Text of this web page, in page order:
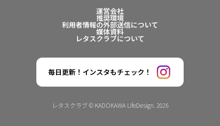
運営会社
推奨環境
利用者情報の外部送信について
媒体資料
レタスクラブについて
毎日更新！インスタもチェック！
レタスクラブ © KADOKAWA LifeDesign. 2026